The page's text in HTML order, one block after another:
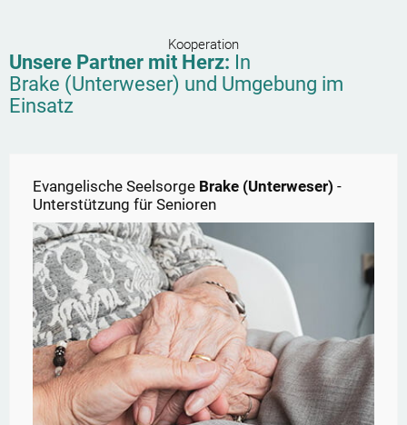
Kooperation
Unsere Partner mit Herz: In
Brake (Unterweser) und Umgebung im
Einsatz
Evangelische Seelsorge Brake (Unterweser) -
Unterstützung für Senioren